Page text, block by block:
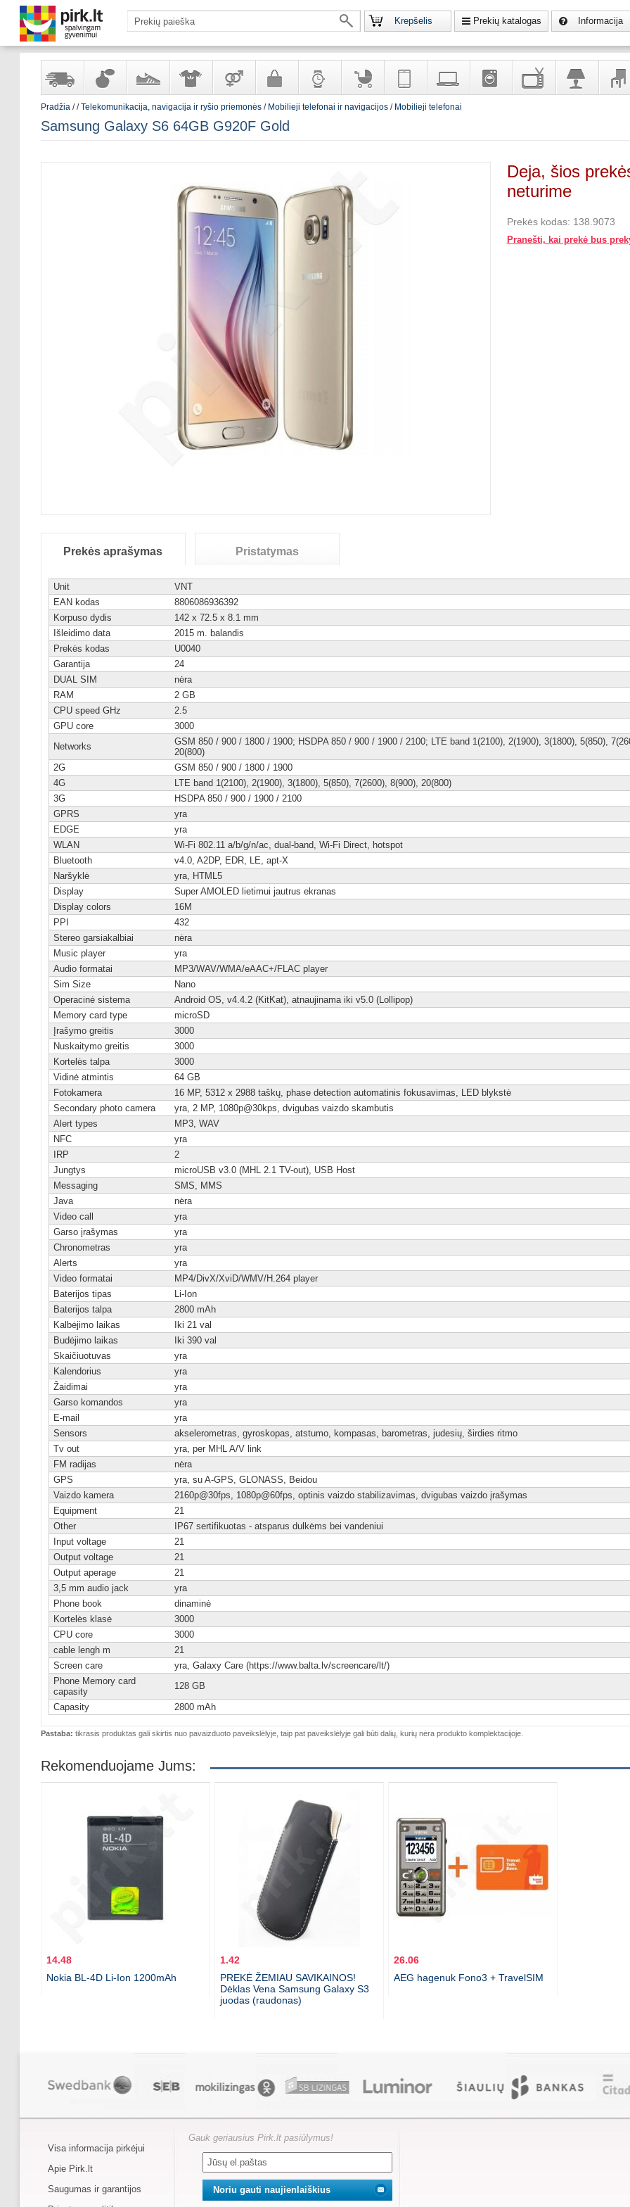
Krepšelis Prekių katalogas Informacija
sandėlyjeir
kosmetika
ir
aksesuarai
suaugusiems
papuošalai
ir ryšio
namų
Pradžia//Telekomunikacija, navigacija ir ryšio priemonės/ Mobilieji telefonai ir navigacijos/ Mobilieji telefonai
Samsung Galaxy S6 64GB G920F Gold
Deja, šios
neturime
Prekės kodas: 138.9073
Pranešti, kai prekė bus
Prekės aprašymas Pristatymas
Unit
VNT
EAN kodas
8806086936392
Korpuso dydis
142 x 72.5 x 8.1 mm
Išleidimo data
2015 m. balandis
Prekės kodas
U0040
Garantija
24
DUAL SIM
nėra
RAM
2 GB
CPU speed GHz
2.5
GPU core
3000
Networks
GSM 850 / 900 / 1800 / 1900; HSDPA 850 / 900 / 1900 / 2100; LTE band 1(2100), 2(1900), 3(1800), 5(850),
20(800)
2G
GSM 850 / 900 / 1800 / 1900
4G
LTE band 1(2100), 2(1900), 3(1800), 5(850), 7(2600), 8(900), 20(800)
3G
HSDPA 850 / 900 / 1900 / 2100
GPRS
yra
EDGE
yra
WLAN
Wi-Fi 802.11 a/b/g/n/ac, dual-band, Wi-Fi Direct, hotspot
Bluetooth
v4.0, A2DP, EDR, LE, apt-X
Naršyklė
yra, HTML5
Display
Super AMOLED lietimui jautrus ekranas
Display colors
16M
PPI
432
Stereo garsiakalbiai
nėra
Music player
yra
Audio formatai
MP3/WAV/WMA/eAAC+/FLAC player
Sim Size
Nano
Operacinė sistema
Android OS, v4.4.2 (KitKat), atnaujinama iki v5.0 (Lollipop)
Memory card type
microSD
Įrašymo greitis
3000
Nuskaitymo greitis
3000
Kortelės talpa
3000
Vidinė atmintis
64 GB
Fotokamera
16 MP, 5312 x 2988 taškų, phase detection automatinis fokusavimas, LED blykstė
Secondary photo camera
yra, 2 MP, 1080p@30kps, dvigubas vaizdo skambutis
Alert types
MP3, WAV
NFC
yra
IRP
2
Jungtys
microUSB v3.0 (MHL 2.1 TV-out), USB Host
Messaging
SMS, MMS
Java
nėra
Video call
yra
Garso įrašymas
yra
Chronometras
yra
Alerts
yra
Video formatai
MP4/DivX/XviD/WMV/H.264 player
Baterijos tipas
Li-Ion
Baterijos talpa
2800 mAh
Kalbėjimo laikas
Iki 21 val
Budėjimo laikas
Iki 390 val
Skaičiuotuvas
yra
Kalendorius
yra
Žaidimai
yra
Garso komandos
yra
E-mail
yra
Sensors
akselerometras, gyroskopas, atstumo, kompasas, barometras, judesių, širdies ritmo
Tv out
yra, per MHL A/V link
FM radijas
nėra
GPS
yra, su A-GPS, GLONASS, Beidou
Vaizdo kamera
2160p@30fps, 1080p@60fps, optinis vaizdo stabilizavimas, dvigubas vaizdo įrašymas
Equipment
21
Other
IP67 sertifikuotas - atsparus dulkėms bei vandeniui
Input voltage
21
Output voltage
21
Output aperage
21
3,5 mm audio jack
yra
Phone book
dinaminė
Kortelės klasė
3000
CPU core
3000
cable lengh m
21
Screen care
yra, Galaxy Care (https://www.balta.lv/screencare/lt/)
Phone Memory card
capasity
128 GB
Capasity
2800 mAh
Pastaba: tikrasis produktas gali skirtis nuo pavaizduoto paveikslėlyje, taip pat paveikslėlyje gali būti dalių, kurių nėra produkto komplektacijoje.
Rekomenduojame Jums:
14.48
Nokia BL-4D Li-Ion 1200mAh
1.42
PREKĖ ŽEMIAU SAVIKAINOS!
Dėklas Vena Samsung Galaxy S3
juodas (raudonas)
26.06
AEG hagenuk Fono3 + TravelSIM
Visa informacija pirkėjui
Apie Pirk.lt
Saugumas ir garantijos
Gauk geriausius Pirk.lt pasiūlymus!